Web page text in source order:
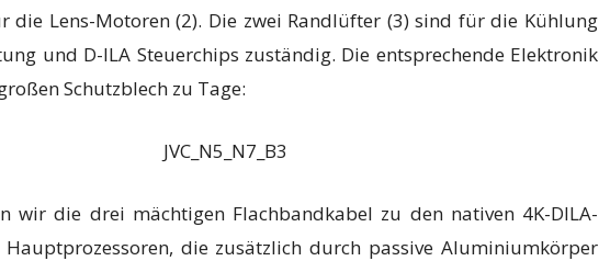
die Lens-Motoren (2). Die zwei Randlüfter (3) sind für die Kühlung
und D-ILA Steuerchips zuständig. Die entsprechende Elektronik
Schutzblech zu Tage:
wir die drei mächtigen Flachbandkabel zu den nativen 4K-DILA-
Hauptprozessoren, die zusätzlich durch passive Aluminiumkörper